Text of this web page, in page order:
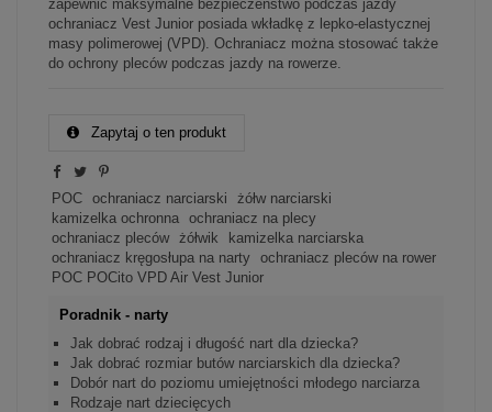
zapewnić maksymalne bezpieczeństwo podczas jazdy
ochraniacz Vest Junior posiada wkładkę z lepko-elastycznej
masy polimerowej (VPD). Ochraniacz można stosować także
do ochrony pleców podczas jazdy na rowerze.
Zapytaj o ten produkt
POC ochraniacz narciarski
żółw narciarski
kamizelka ochronna
ochraniacz na plecy
ochraniacz pleców
żółwik
kamizelka narciarska
ochraniacz kręgosłupa na narty
ochraniacz pleców na rower
POC POCito VPD Air Vest Junior
Poradnik - narty
Jak dobrać rodzaj i długość nart dla dziecka?
Jak dobrać rozmiar butów narciarskich dla dziecka?
Dobór nart do poziomu umiejętności młodego narciarza
Rodzaje nart dziecięcych